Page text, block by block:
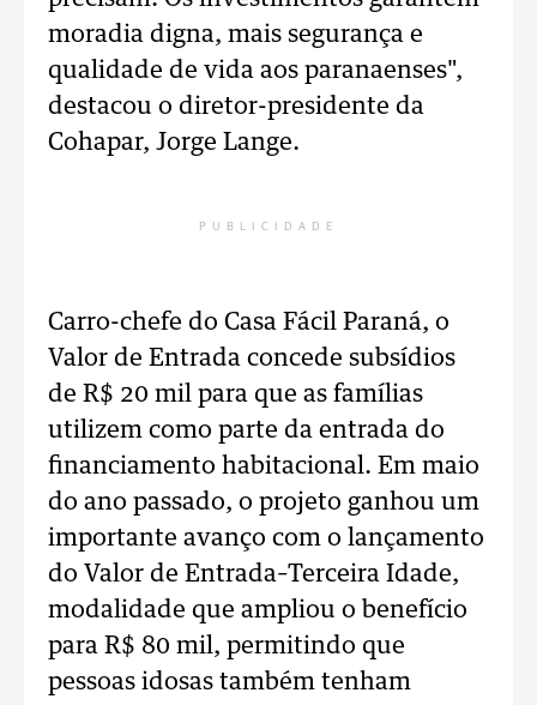
moradia digna, mais segurança e
qualidade de vida aos paranaenses",
destacou o diretor-presidente da
Cohapar, Jorge Lange.
PUBLICIDADE
Carro-chefe do Casa Fácil Paraná, o
Valor de Entrada concede subsídios
de R$ 20 mil para que as famílias
utilizem como parte da entrada do
financiamento habitacional. Em maio
do ano passado, o projeto ganhou um
importante avanço com o lançamento
do Valor de Entrada–Terceira Idade,
modalidade que ampliou o benefício
para R$ 80 mil, permitindo que
pessoas idosas também tenham